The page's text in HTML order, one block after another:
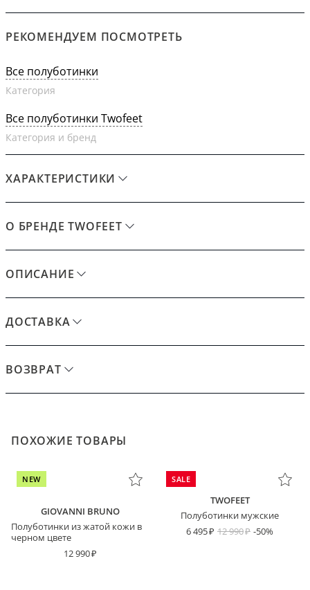
РЕКОМЕНДУЕМ ПОСМОТРЕТЬ
Все полуботинки
Категория
Все полуботинки Twofeet
Категория и бренд
ХАРАКТЕРИСТИКИ
О БРЕНДЕ TWOFEET
ОПИСАНИЕ
ДОСТАВКА
ВОЗВРАТ
ПОХОЖИЕ ТОВАРЫ
NEW
GIOVANNI BRUNO
Полуботинки из жатой кожи в
черном цвете
12 990
SALE
TWOFEET
Полуботинки мужские
6 495
12 990 -50%